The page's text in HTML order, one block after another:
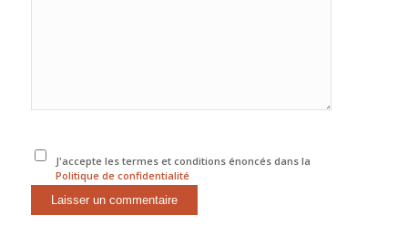
J'accepte les termes et conditions énoncés dans la
Politique de confidentialité